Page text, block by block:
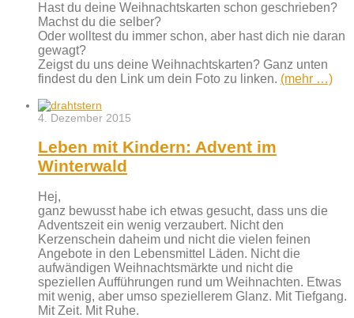
Hast du deine Weihnachtskarten schon geschrieben?
Machst du die selber?
Oder wolltest du immer schon, aber hast dich nie daran
gewagt?
Zeigst du uns deine Weihnachtskarten? Ganz unten
findest du den Link um dein Foto zu linken. (mehr …)
4. Dezember 2015
Leben mit Kindern: Advent im
Winterwald
Hej,
ganz bewusst habe ich etwas gesucht, dass uns die
Adventszeit ein wenig verzaubert. Nicht den
Kerzenschein daheim und nicht die vielen feinen
Angebote in den Lebensmittel Läden. Nicht die
aufwändigen Weihnachtsmärkte und nicht die
speziellen Aufführungen rund um Weihnachten. Etwas
mit wenig, aber umso speziellerem Glanz. Mit Tiefgang.
Mit Zeit. Mit Ruhe.